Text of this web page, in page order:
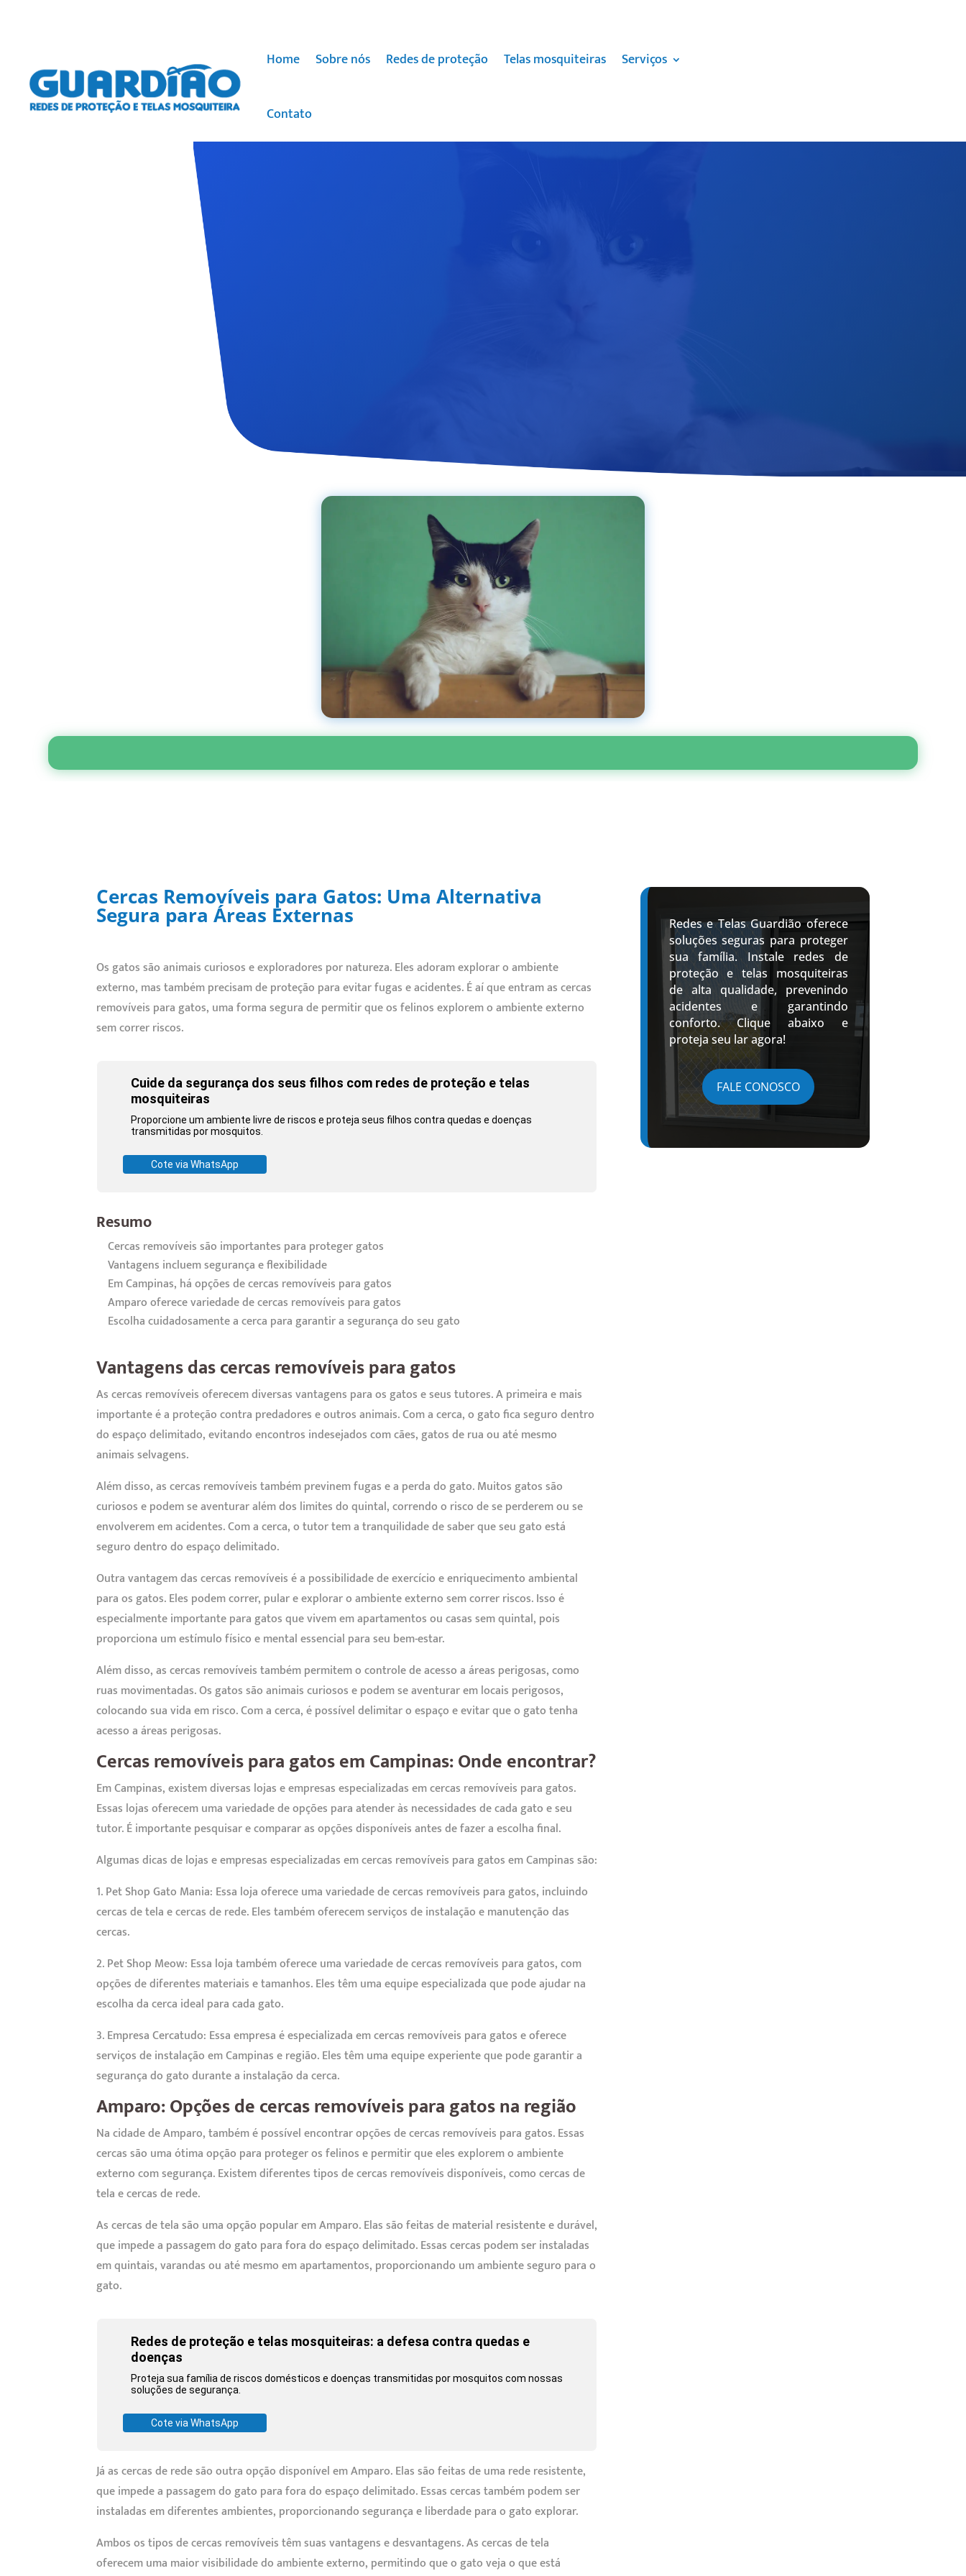
Home Sobre nós Redes de proteção Telas mosquiteiras Serviços
Contato
Cercas Removíveis para Gatos: Uma Alternativa
Segura para Áreas Externas
Os gatos são animais curiosos e exploradores por natureza. Eles adoram explorar o ambiente
externo, mas também precisam de proteção para evitar fugas e acidentes. É aí que entram as cercas
removíveis para gatos, uma forma segura de permitir que os felinos explorem o ambiente externo
sem correr riscos.
Cuide da segurança dos seus filhos com redes de proteção e telas
mosquiteiras
Proporcione um ambiente livre de riscos e proteja seus filhos contra quedas e doenças
transmitidas por mosquitos.
Cote via WhatsApp
Resumo
Cercas removíveis são importantes para proteger gatos
Vantagens incluem segurança e flexibilidade
Em Campinas, há opções de cercas removíveis para gatos
Amparo oferece variedade de cercas removíveis para gatos
Escolha cuidadosamente a cerca para garantir a segurança do seu gato
Vantagens das cercas removíveis para gatos
As cercas removíveis oferecem diversas vantagens para os gatos e seus tutores. A primeira e mais
importante é a proteção contra predadores e outros animais. Com a cerca, o gato fica seguro dentro
do espaço delimitado, evitando encontros indesejados com cães, gatos de rua ou até mesmo
animais selvagens.
Além disso, as cercas removíveis também previnem fugas e a perda do gato. Muitos gatos são
curiosos e podem se aventurar além dos limites do quintal, correndo o risco de se perderem ou se
envolverem em acidentes. Com a cerca, o tutor tem a tranquilidade de saber que seu gato está
seguro dentro do espaço delimitado.
Outra vantagem das cercas removíveis é a possibilidade de exercício e enriquecimento ambiental
para os gatos. Eles podem correr, pular e explorar o ambiente externo sem correr riscos. Isso é
especialmente importante para gatos que vivem em apartamentos ou casas sem quintal, pois
proporciona um estímulo físico e mental essencial para seu bem-estar.
Além disso, as cercas removíveis também permitem o controle de acesso a áreas perigosas, como
ruas movimentadas. Os gatos são animais curiosos e podem se aventurar em locais perigosos,
colocando sua vida em risco. Com a cerca, é possível delimitar o espaço e evitar que o gato tenha
acesso a áreas perigosas.
Cercas removíveis para gatos em Campinas: Onde encontrar?
Em Campinas, existem diversas lojas e empresas especializadas em cercas removíveis para gatos.
Essas lojas oferecem uma variedade de opções para atender às necessidades de cada gato e seu
tutor. É importante pesquisar e comparar as opções disponíveis antes de fazer a escolha final.
Algumas dicas de lojas e empresas especializadas em cercas removíveis para gatos em Campinas são:
1. Pet Shop Gato Mania: Essa loja oferece uma variedade de cercas removíveis para gatos, incluindo
cercas de tela e cercas de rede. Eles também oferecem serviços de instalação e manutenção das
cercas.
2. Pet Shop Meow: Essa loja também oferece uma variedade de cercas removíveis para gatos, com
opções de diferentes materiais e tamanhos. Eles têm uma equipe especializada que pode ajudar na
escolha da cerca ideal para cada gato.
3. Empresa Cercatudo: Essa empresa é especializada em cercas removíveis para gatos e oferece
serviços de instalação em Campinas e região. Eles têm uma equipe experiente que pode garantir a
segurança do gato durante a instalação da cerca.
Amparo: Opções de cercas removíveis para gatos na região
Na cidade de Amparo, também é possível encontrar opções de cercas removíveis para gatos. Essas
cercas são uma ótima opção para proteger os felinos e permitir que eles explorem o ambiente
externo com segurança. Existem diferentes tipos de cercas removíveis disponíveis, como cercas de
tela e cercas de rede.
As cercas de tela são uma opção popular em Amparo. Elas são feitas de material resistente e durável,
que impede a passagem do gato para fora do espaço delimitado. Essas cercas podem ser instaladas
em quintais, varandas ou até mesmo em apartamentos, proporcionando um ambiente seguro para o
gato.
Redes de proteção e telas mosquiteiras: a defesa contra quedas e
doenças
Proteja sua família de riscos domésticos e doenças transmitidas por mosquitos com nossas
soluções de segurança.
Cote via WhatsApp
Já as cercas de rede são outra opção disponível em Amparo. Elas são feitas de uma rede resistente,
que impede a passagem do gato para fora do espaço delimitado. Essas cercas também podem ser
instaladas em diferentes ambientes, proporcionando segurança e liberdade para o gato explorar.
Ambos os tipos de cercas removíveis têm suas vantagens e desvantagens. As cercas de tela
oferecem uma maior visibilidade do ambiente externo, permitindo que o gato veja o que está
Redes e Telas Guardião oferece
soluções seguras para proteger
sua família. Instale redes de
proteção e telas mosquiteiras
de alta qualidade, prevenindo
acidentes e garantindo
conforto. Clique abaixo e
proteja seu lar agora!
FALE CONOSCO